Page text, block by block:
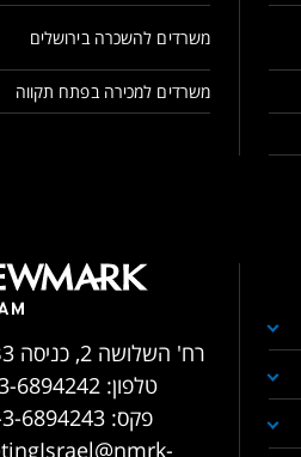
משרדים להשכרה בירושלים
משרדים למכירה בפתח תקווה
רח' השלושה 2, כניסה B3, תל אביב
טלפון:6894242
פקס:6894243